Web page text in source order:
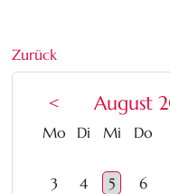
Zurück
< August
Mo ntag
Dienstag
Mittwoch
Do
3
4 5 6